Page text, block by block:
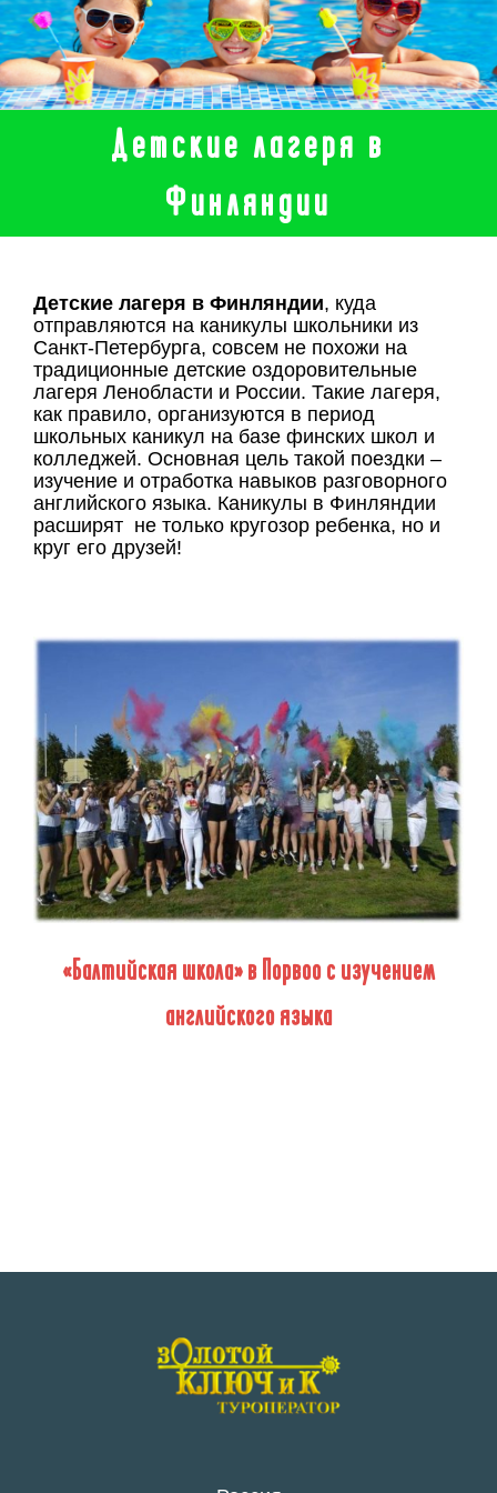
Детские лагеря в
Финляндии
Детские лагеря в Финляндии, куда
отправляются на каникулы школьники из
Санкт-Петербурга, совсем не похожи на
традиционные детские оздоровительные
лагеря Ленобласти и России. Такие лагеря,
как правило, организуются в период
школьных каникул на базе финских школ и
колледжей. Основная цель такой поездки –
изучение и отработка навыков разговорного
английского языка. Каникулы в Финляндии
расширят не только кругозор ребенка, но и
круг его друзей!
«Балтийская школа» в Порвоо с изучением
английского языка